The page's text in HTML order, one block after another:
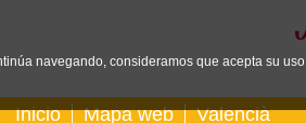
Inicio Mapa web Valencià
navegando, consideramos que acepta su uso.